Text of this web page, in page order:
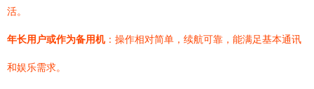
活。
年长用户或作为备用机：操作相对简单，续航可靠，能满足基本通讯
和娱乐需求。